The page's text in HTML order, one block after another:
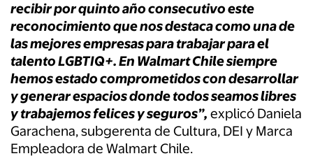
recibir por quinto año consecutivo este
reconocimiento que nos destaca como una de
las mejores empresas para trabajar para el
talento LGBTIQ+. En Walmart Chile siempre
hemos estado comprometidos con desarrollar
y generar espacios donde todos seamos libres
y trabajemos felices y seguros”, explicó Daniela
Garachena, subgerenta de Cultura, DEI y Marca
Empleadora de Walmart Chile.